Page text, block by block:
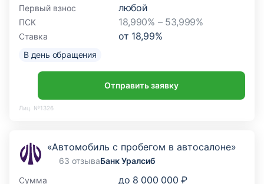
Первый взнос любой
ПСК 18,990% – 53,999%
Ставка от 18,99%
В день обращения
Отправить заявку
Лиц. №1326
«Автомобиль с пробегом в автосалоне»
63 отзываБанк Уралсиб
Сумма
до 8 000 000 ₽